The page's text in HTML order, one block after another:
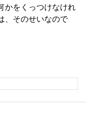
かをくっつけなけれ
、そのせいなので